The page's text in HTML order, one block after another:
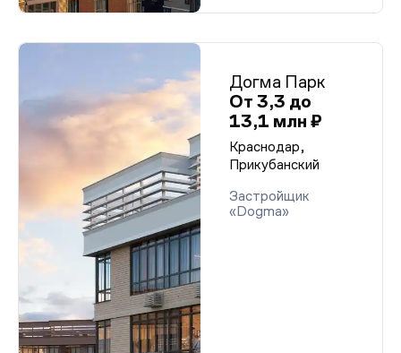
Догма Парк
От 3,3 до
13,1 млн ₽
Краснодар,
Прикубанский
Застройщик
«Dogma»